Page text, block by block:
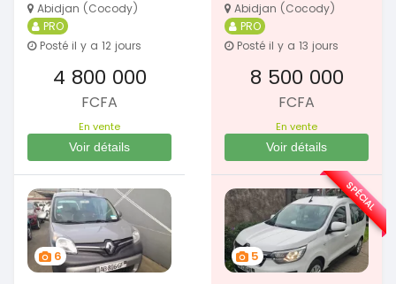
Abidjan (Cocody)
PRO
Posté il y a 12 jours
4 800 000
FCFA
En vente
Voir détails
Abidjan (Cocody)
PRO
Posté il y a 13 jours
8 500 000
FCFA
En vente
Voir détails
6 5
SPÉCIAL